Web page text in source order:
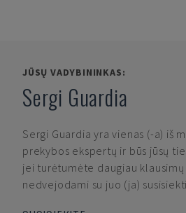
JŪSŲ VADYBININKAS:
Sergi Guardia
Sergi Guardia yra vienas (-a) iš
prekybos ekspertų ir būs jūsų
jei turėtumėte daugiau
nedvejodami su juo (ja)